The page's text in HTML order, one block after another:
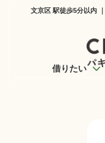
文京区 駅徒歩5分以内
借りたい